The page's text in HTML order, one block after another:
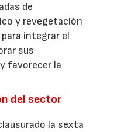
de
y revegetación
integrar el
sus
favorecer la
del sector
la sexta